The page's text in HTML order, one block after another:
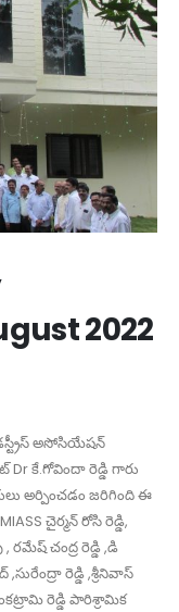
2022
అసోసియేషన్
Dr కే.గోవిందా రెడ్డి గారు
అర్పించడం జరిగింది ఈ
చైర్మన్ రోసి రెడ్డి,
, రమేష్ చంద్ర రెడ్డి ,డి
,సురేంద్రా రెడ్డి ,శ్రీనివాస్
రెడ్డి పారిశ్రామిక